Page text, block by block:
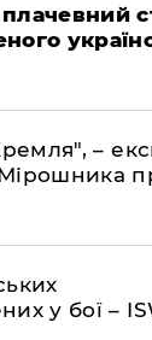
–
у бої –